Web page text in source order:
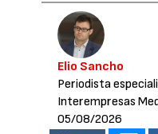
Elio Sancho
Periodista
Interempresas
05/08/2026